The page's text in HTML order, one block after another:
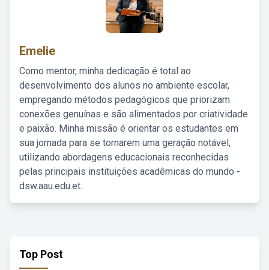
Emelie
Como mentor, minha dedicação é total ao
desenvolvimento dos alunos no ambiente escolar,
empregando métodos pedagógicos que priorizam
conexões genuínas e são alimentados por criatividade
e paixão. Minha missão é orientar os estudantes em
sua jornada para se tornarem uma geração notável,
utilizando abordagens educacionais reconhecidas
pelas principais instituições acadêmicas do mundo -
dsw.aau.edu.et.
Top Post